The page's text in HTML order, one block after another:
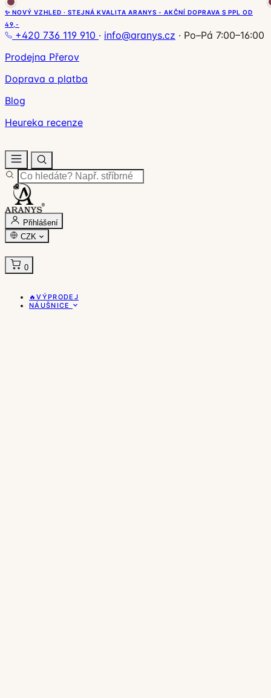
✨ NOVÝ VZHLED · STEJNÁ KVALITA ARANYS - AKČNÍ DOPRAVA S PPL OD
49,-
+420 736 119 910 · info@aranys.cz · Po–Pá 7:00–16:00
Prodejna Přerov
Doprava a platba
Blog
Heureka recenze
Přihlášení
CZK
0
🔥VÝPRODEJ
NÁUŠNICE